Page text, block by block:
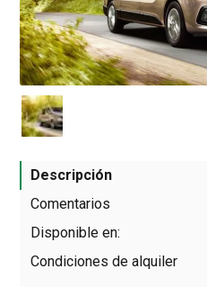
Descripción
Comentarios
Disponible en:
Condiciones de alquiler